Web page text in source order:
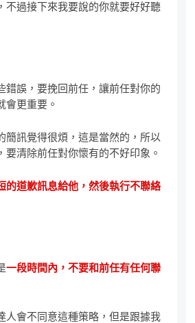
不過接下來我要說的你就要好好聽
錯誤，要挽回前任，讓前任對你的
會更重要。
簡訊覺得很煩，這是當然的，所以
要清除前任對你懷有的不好印象。
的道歉訊息給他，然後執行不聯絡
一段時間內，不要和前任有任何聯
人會不同意這種策略，但是跟據我